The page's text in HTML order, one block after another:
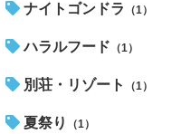
ナイトゴンドラ （1）
ハラルフード （1）
別荘・リゾート （1）
夏祭り （1）